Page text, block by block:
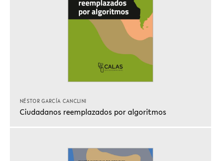
NÉSTOR GARCÍA CANCLINI
Ciudadanos reemplazados por algoritmos